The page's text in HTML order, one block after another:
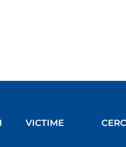
VICTIME